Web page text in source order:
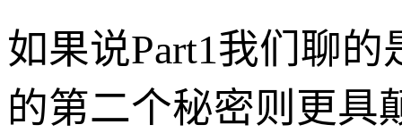
如果说Part1我们聊
的第二个秘密则更具